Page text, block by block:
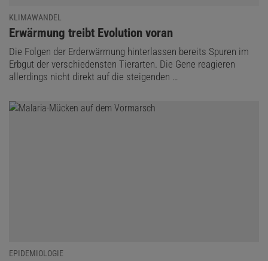
KLIMAWANDEL
:
Erwärmung treibt Evolution voran
Die Folgen der Erderwärmung hinterlassen bereits Spuren im
Erbgut der verschiedensten Tierarten. Die Gene reagieren
allerdings nicht direkt auf die steigenden …
EPIDEMIOLOGIE